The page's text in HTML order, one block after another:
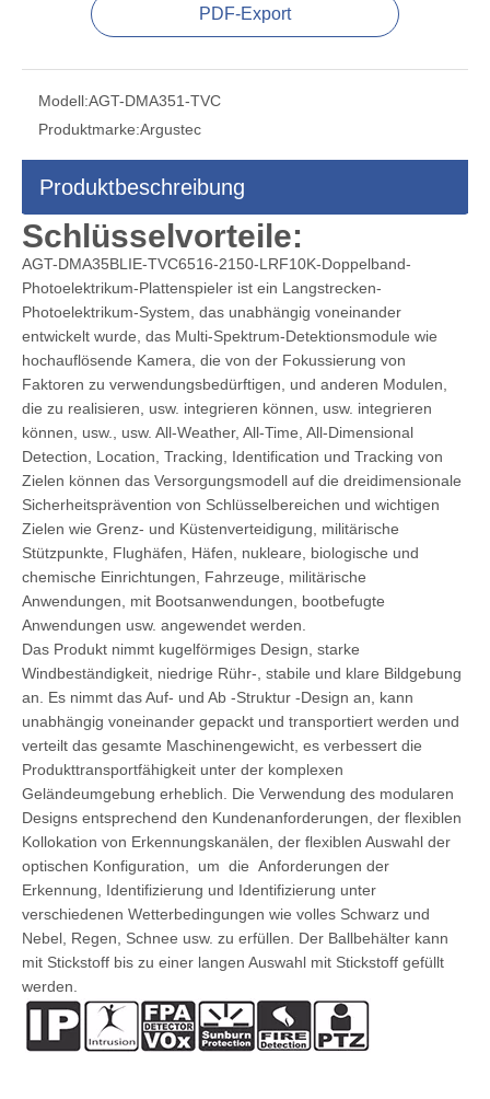
PDF-Export
Modell:AGT-DMA351-TVC
Produktmarke:Argustec
Produktbeschreibung
Schlüsselvorteile:
AGT-DMA35BLIE-TVC6516-2150-LRF10K-Doppelband-
Photoelektrikum-Plattenspieler ist ein Langstrecken-
Photoelektrikum-System, das unabhängig voneinander
entwickelt wurde, das Multi-Spektrum-Detektionsmodule wie
hochauflösende Kamera, die von der Fokussierung von
Faktoren zu verwendungsbedürftigen, und anderen Modulen,
die zu realisieren, usw. integrieren können, usw. integrieren
können, usw., usw. All-Weather, All-Time, All-Dimensional
Detection, Location, Tracking, Identification und Tracking von
Zielen können das Versorgungsmodell auf die dreidimensionale
Sicherheitsprävention von Schlüsselbereichen und wichtigen
Zielen wie Grenz- und Küstenverteidigung, militärische
Stützpunkte, Flughäfen, Häfen, nukleare, biologische und
chemische Einrichtungen, Fahrzeuge, militärische
Anwendungen, mit Bootsanwendungen, bootbefugte
Anwendungen usw. angewendet werden.
Das Produkt nimmt kugelförmiges Design, starke
Windbeständigkeit, niedrige Rühr-, stabile und klare Bildgebung
an. Es nimmt das Auf- und Ab -Struktur -Design an, kann
unabhängig voneinander gepackt und transportiert werden und
verteilt das gesamte Maschinengewicht, es verbessert die
Produkttransportfähigkeit unter der komplexen
Geländeumgebung erheblich. Die Verwendung des modularen
Designs entsprechend den Kundenanforderungen, der flexiblen
Kollokation von Erkennungskanälen, der flexiblen Auswahl der
optischen Konfiguration, um die Anforderungen der
Erkennung, Identifizierung und Identifizierung unter
verschiedenen Wetterbedingungen wie volles Schwarz und
Nebel, Regen, Schnee usw. zu erfüllen. Der Ballbehälter kann
mit Stickstoff bis zu einer langen Auswahl mit Stickstoff gefüllt
werden.